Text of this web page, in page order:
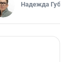
Надежда